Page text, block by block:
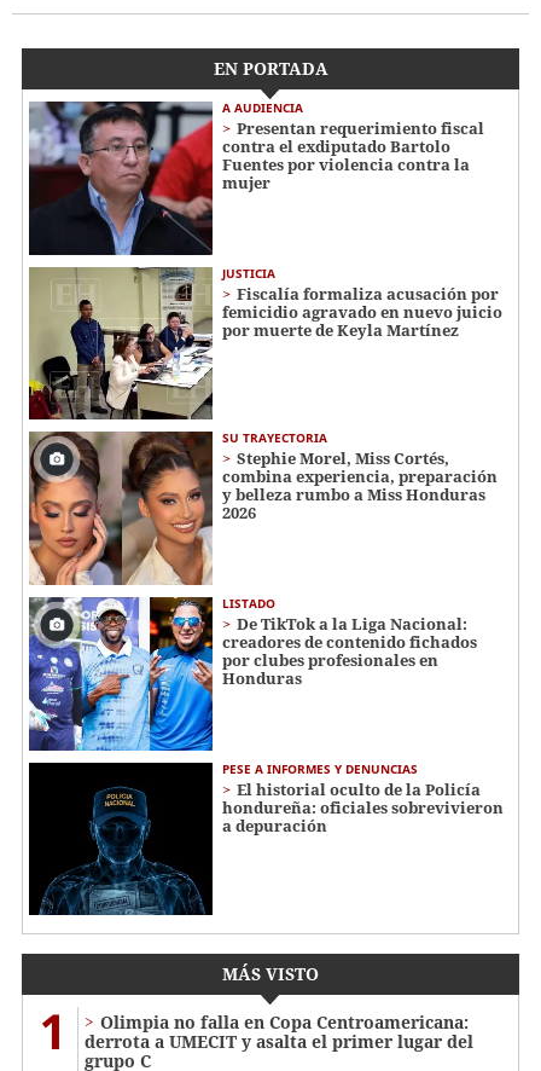
EN PORTADA
A AUDIENCIA
Presentan requerimiento fiscal
contra el exdiputado Bartolo
Fuentes por violencia contra la
mujer
JUSTICIA
Fiscalía formaliza acusación por
femicidio agravado en nuevo juicio
por muerte de Keyla Martínez
SU TRAYECTORIA
Stephie Morel, Miss Cortés,
combina experiencia, preparación
y belleza rumbo a Miss Honduras
2026
LISTADO
De TikTok a la Liga Nacional:
creadores de contenido fichados
por clubes profesionales en
Honduras
PESE A INFORMES Y DENUNCIAS
El historial oculto de la Policía
hondureña: oficiales sobrevivieron
a depuración
MÁS VISTO
1
Olimpia no falla en Copa Centroamericana:
derrota a UMECIT y asalta el primer lugar del
grupo C